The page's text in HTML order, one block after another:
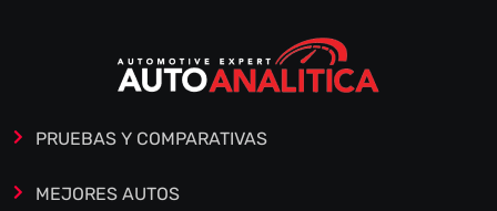
PRUEBAS Y COMPARATIVAS
MEJORES AUTOS